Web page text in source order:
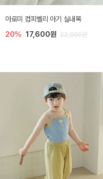
아로미 컴피벨리 아기 실내복
20% 17,600원 22,000원